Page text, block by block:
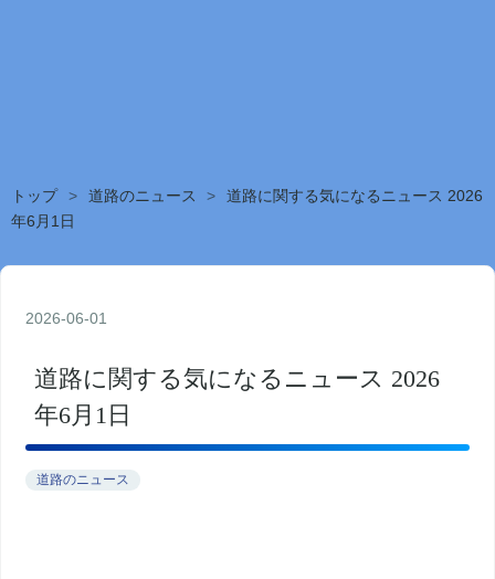
トップ > 道路のニュース >
道路に関する気になるニュース 2026
年6月1日
2026-06-01
道路に関する気になるニュース 2026
年6月1日
道路のニュース